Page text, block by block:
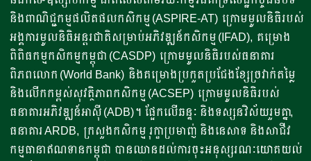
និង​ពាណិជ្ជ​​កម្ម​ផលិតផលកសិកម្ម (ASPIRE-AT) ក្រោម​មូលនិធិរបស់​
អង្គការ​មូល​និធិ​អន្តរជាតិ​​សម្រាប់​អភិវឌ្ឍន៍​កសិកម្ម (IFAD), គម្រោង​
ពិពិធ​កម្ម​​​កសិកម្ម​កម្ពុជា​ (CASDP) ក្រោមមូល​និធិរបស់ធនាគារ​
ពិភពលោក (World Bank) និង​គម្រោងប្រកួត​ប្រជែងខ្សែ​ច្រវាក់​តម្លៃ
និង​លើក​កម្ពស់​​សុវត្ថិភាព​កសិកម្ម (ACSEP) ក្រោម​​មូល​​និធិ​របស់​
ធនាគារ​អភិវឌ្ឍន៍​អាស៊ី (ADB)។​ ផ្អែកលើឆន្ទៈ និងទស្សនវិស័យរួមគ្នា,
ធនាគារ ARDB, ក្រសួងកសិកម្ម រុក្ខាប្រមាញ់ និងនេសាទ និងសាជីវ
កម្មធានាឥណទានកម្ពុជា បានឈានដល់ការចុះអនុស្សរណៈយោគយល់